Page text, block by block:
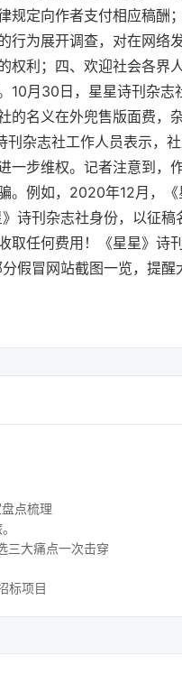
规定向作者支付相应稿酬
行为展开调查，对在网络
权利；四、欢迎社会各界
10月30日，星星诗刊杂
名义在外兜售版面费，
刊杂志社工作人员表示，
一步维权。记者注意到，
。例如，2020年12月，
诗刊杂志社身份，以征稿
取任何费用！《星星》诗
假冒网站截图一览，提醒
点梳理
三大痛点一次击穿
标项目